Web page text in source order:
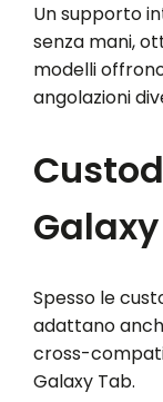
Un supporto
senza mani,
modelli
angolazioni
Spesso le
adattano
cross-
Galaxy Tab.